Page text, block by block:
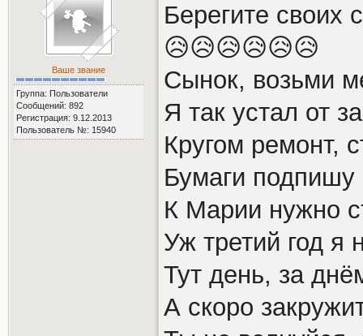
Ваше звание
Группа: Пользователи
Сообщений: 892
Регистрация: 9.12.2013
Пользователь №: 15940
Берегите своих
😥😥😥😥😥😥
Сынок, возьми
Я так устал от
Кругом ремонт,
Бумаги подпишу
К Марии нужно
Уж третий год я
Тут день, за
А скоро